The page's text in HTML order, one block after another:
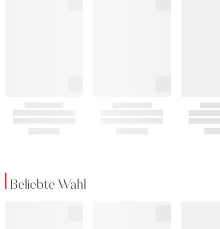
Beliebte Wahl